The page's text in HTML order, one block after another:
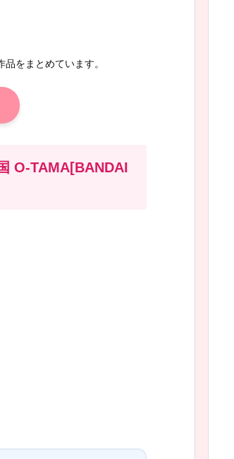
をまとめています。
O-TAMA[BANDAI